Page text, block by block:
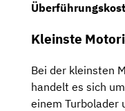
Kleinste
Bei der kleinsten
handelt es sich
einem Turbolader